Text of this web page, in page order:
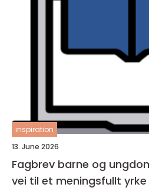
inspiration
13. June 2026
Fagbrev barne og
vei til et meningsfullt yrke